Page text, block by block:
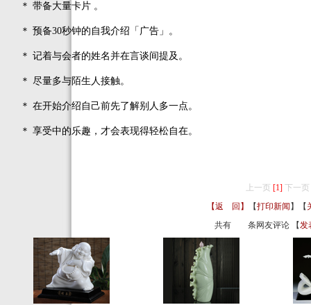
＊ 带备大量卡片 。
＊ 预备30秒钟的自我介绍「广告」。
＊ 记着与会者的姓名并在言谈间提及。
＊ 尽量多与陌生人接触。
＊ 在开始介绍自己前先了解别人多一点。
＊ 享受中的乐趣，才会表现得轻松自在。
上一页 [1] 下一页
【返 回】
【打印新闻 】【
共有
条网友评论 【发